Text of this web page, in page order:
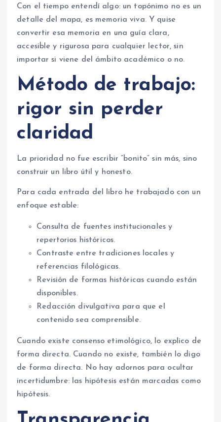
Con el tiempo entendí algo: un topónimo no es un
detalle del mapa, es memoria viva. Y quise
convertir esa memoria en una guía clara,
accesible y rigurosa para cualquier lector, sin
importar si viene del ámbito académico o no.
Método de trabajo:
rigor sin perder
claridad
La prioridad no fue escribir “bonito” sin más, sino
construir un libro útil y honesto.
Para cada entrada del libro he trabajado con un
enfoque estable:
Consulta de fuentes institucionales y
repertorios históricos.
Contraste entre tradiciones locales y
referencias filológicas.
Revisión de formas históricas cuando están
disponibles.
Redacción divulgativa para que el
contenido sea comprensible.
Cuando existe consenso etimológico, lo explico de
forma directa. Cuando no existe, también lo digo
de forma directa. No hay adornos para ocultar
incertidumbre: las hipótesis están marcadas como
hipótesis.